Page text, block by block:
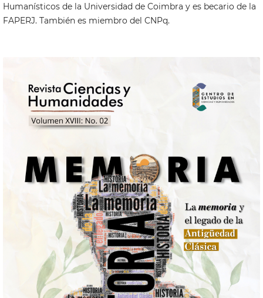
Humanísticos de la Universidad de Coimbra y es becario de la
FAPERJ. También es miembro del CNPq.